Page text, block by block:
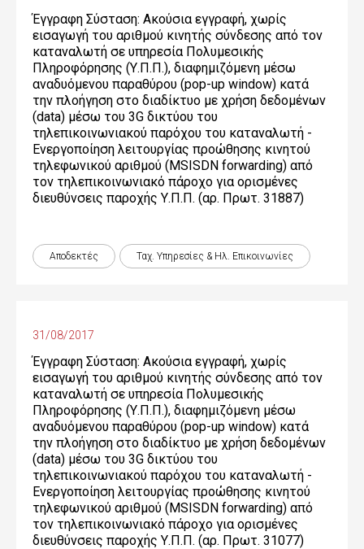
Έγγραφη Σύσταση: Ακούσια εγγραφή, χωρίς
εισαγωγή του αριθμού κινητής σύνδεσης από τον
καταναλωτή σε υπηρεσία Πολυμεσικής
Πληροφόρησης (Υ.Π.Π.), διαφημιζόμενη μέσω
αναδυόμενου παραθύρου (pop-up window) κατά
την πλοήγηση στο διαδίκτυο με χρήση δεδομένων
(data) μέσω του 3G δικτύου του
τηλεπικοινωνιακού παρόχου του καταναλωτή -
Ενεργοποίηση λειτουργίας προώθησης κινητού
τηλεφωνικού αριθμού (MSISDN forwarding) από
τον τηλεπικοινωνιακό πάροχο για ορισμένες
διευθύνσεις παροχής Υ.Π.Π. (αρ. Πρωτ. 31887)
Αποδεκτές Ταχ. Υπηρεσίες & Ηλ. Επικοινωνίες
31/08/2017
Έγγραφη Σύσταση: Ακούσια εγγραφή, χωρίς
εισαγωγή του αριθμού κινητής σύνδεσης από τον
καταναλωτή σε υπηρεσία Πολυμεσικής
Πληροφόρησης (Υ.Π.Π.), διαφημιζόμενη μέσω
αναδυόμενου παραθύρου (pop-up window) κατά
την πλοήγηση στο διαδίκτυο με χρήση δεδομένων
(data) μέσω του 3G δικτύου του
τηλεπικοινωνιακού παρόχου του καταναλωτή -
Ενεργοποίηση λειτουργίας προώθησης κινητού
τηλεφωνικού αριθμού (MSISDN forwarding) από
τον τηλεπικοινωνιακό πάροχο για ορισμένες
διευθύνσεις παροχής Υ.Π.Π. (αρ. Πρωτ. 31077)